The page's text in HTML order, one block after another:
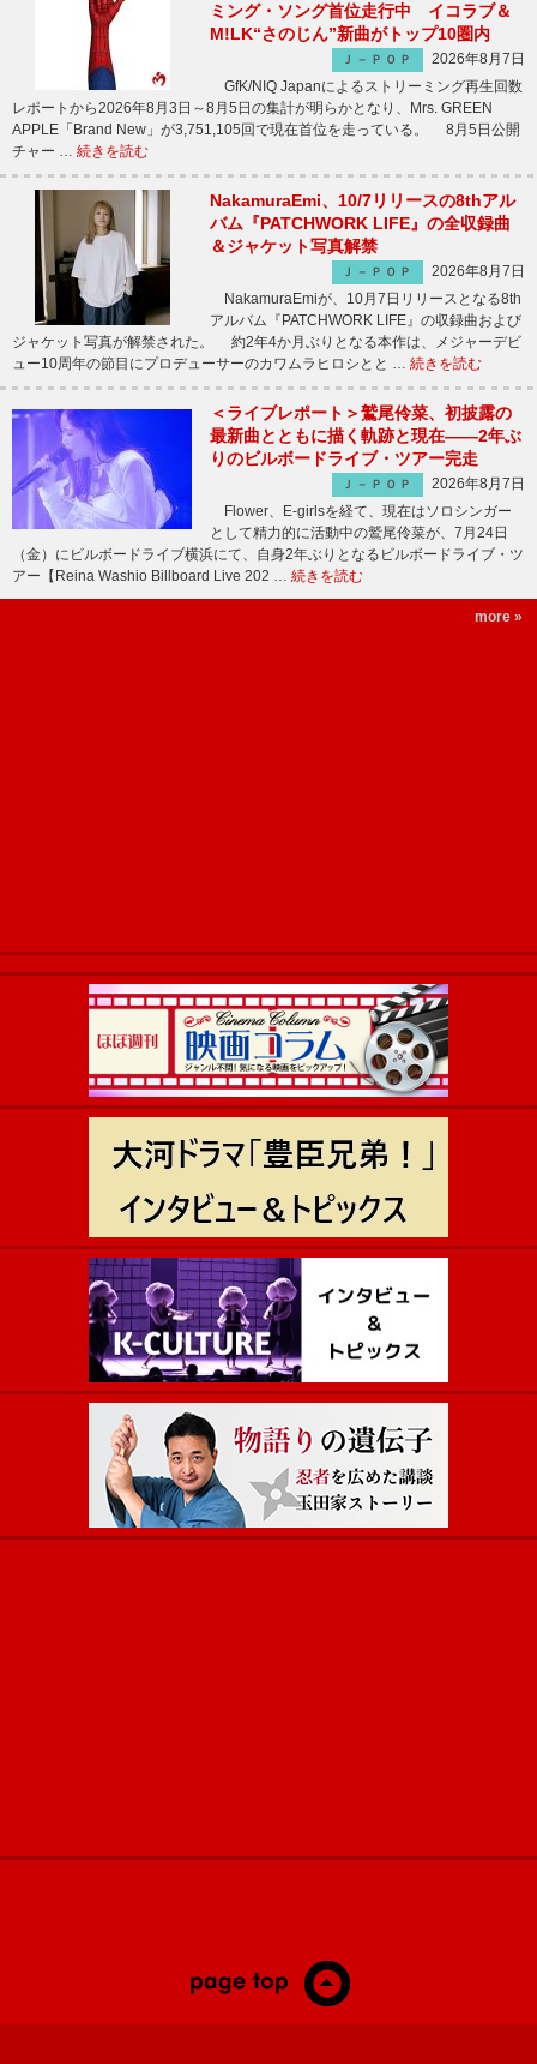
ミング・ソング首位走行中 イコラブ＆
M!LK“さのじん”新曲がトップ10圏内
Ｊ－ＰＯＰ
2026年8月7日
GfK/NIQ Japanによるストリーミング再生回数
レポートから2026年8月3日～8月5日の集計が明らかとなり、Mrs. GREEN
APPLE「Brand New」が3,751,105回で現在首位を走っている。 8月5日公開
チャー … 続きを読む
NakamuraEmi、10/7リリースの8thアル
バム『PATCHWORK LIFE』の全収録曲
＆ジャケット写真解禁
Ｊ－ＰＯＰ
2026年8月7日
NakamuraEmiが、10月7日リリースとなる8th
アルバム『PATCHWORK LIFE』の収録曲および
ジャケット写真が解禁された。 約2年4か月ぶりとなる本作は、メジャーデビ
ュー10周年の節目にプロデューサーのカワムラヒロシとと … 続きを読む
＜ライブレポート＞鷲尾伶菜、初披露の
最新曲とともに描く軌跡と現在――2年ぶ
りのビルボードライブ・ツアー完走
Ｊ－ＰＯＰ
2026年8月7日
Flower、E-girlsを経て、現在はソロシンガー
として精力的に活動中の鷲尾伶菜が、7月24日
（金）にビルボードライブ横浜にて、自身2年ぶりとなるビルボードライブ・ツ
アー【Reina Washio Billboard Live 202 … 続きを読む
more »